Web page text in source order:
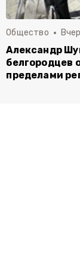
Общество
Александр
белгородцев
пределами